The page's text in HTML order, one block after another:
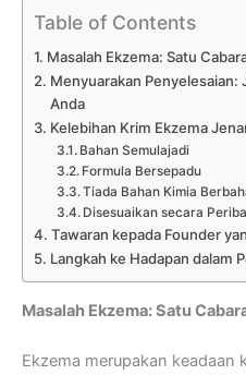
Table of Contents
Masalah Ekzema: Satu
Menyuarakan Penyelesaian:
Anda
Kelebihan Krim Ekzema
Bahan Semulajadi
Formula Bersepadu
Tiada Bahan Kimia
Disesuaikan secara
Tawaran kepada Founder
Langkah ke Hadapan dalam
Masalah Ekzema: Satu
Ekzema merupakan keadaan